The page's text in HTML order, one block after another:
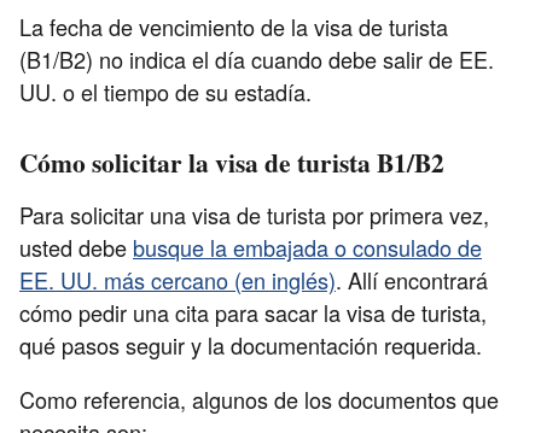
La fecha de vencimiento de la visa de turista
(B1/B2) no indica el día cuando debe salir de EE.
UU. o el tiempo de su estadía.
Cómo solicitar la visa de turista B1/B2
Para solicitar una visa de turista por primera vez,
usted debe busque la embajada o consulado de
EE. UU. más cercano (en inglés). Allí encontrará
cómo pedir una cita para sacar la visa de turista,
qué pasos seguir y la documentación requerida.
Como referencia, algunos de los documentos que